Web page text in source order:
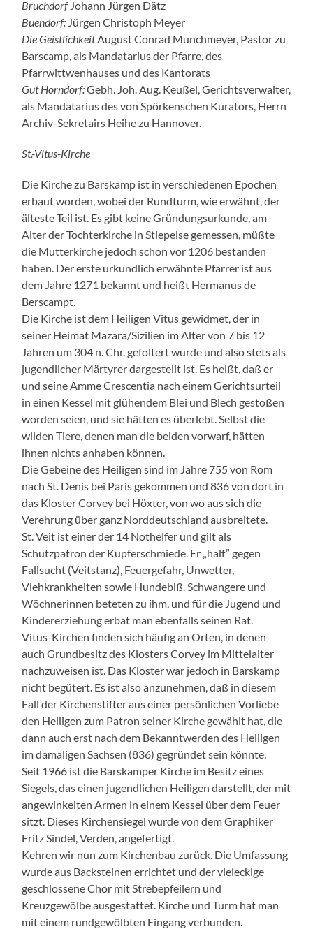
BruchdorfJohann Jürgen Dätz
Buendorf: Jürgen Christoph Meyer
Die GeistlichkeitAugust Conrad Munchmeyer, Pastor zu
Barscamp, als Mandatarius der Pfarre, des
Pfarrwittwenhauses und des Kantorats
Gut Horndorf:Gebh. Joh. Aug. Keußel, Gerichtsverwalter,
als Mandatarius des von Spörkenschen Kurators, Herrn
Archiv-Sekretairs Heihe zu Hannover.
St.-Vitus-Kirche
Die Kirche zu Barskamp ist in verschiedenen Epochen
erbaut worden, wobei der Rundturm, wie erwähnt, der
älteste Teil ist. Es gibt keine Gründungsurkunde, am
Alter der Tochterkirche in Stiepelse gemessen, müßte
die Mutterkirche jedoch schon vor 1206 bestanden
haben. Der erste urkundlich erwähnte Pfarrer ist aus
dem Jahre 1271 bekannt und heißt Hermanus de
Berscampt.
Die Kirche ist dem Heiligen Vitus gewidmet, der in
seiner Heimat Mazara/Sizilien im Alter von 7 bis 12
Jahren um 304 n. Chr. gefoltert wurde und also stets als
jugendlicher Märtyrer dargestellt ist. Es heißt, daß er
und seine Amme Crescentia nach einem Gerichtsurteil
in einen Kessel mit glühendem Blei und Blech gestoßen
worden seien, und sie hätten es überlebt. Selbst die
wilden Tiere, denen man die beiden vorwarf, hätten
ihnen nichts anhaben können.
Die Gebeine des Heiligen sind im Jahre 755 von Rom
nach St. Denis bei Paris gekommen und 836 von dort in
das Kloster Corvey bei Höxter, von wo aus sich die
Verehrung über ganz Norddeutschland ausbreitete.
St. Veit ist einer der 14 Nothelfer und gilt als
Schutzpatron der Kupferschmiede. Er „half” gegen
Fallsucht (Veitstanz), Feuergefahr, Unwetter,
Viehkrankheiten sowie Hundebiß. Schwangere und
Wöchnerinnen beteten zu ihm, und für die Jugend und
Kindererziehung erbat man ebenfalls seinen Rat.
Vitus-Kirchen finden sich häufig an Orten, in denen
auch Grundbesitz des Klosters Corvey im Mittelalter
nachzuweisen ist. Das Kloster war jedoch in Barskamp
nicht begütert. Es ist also anzunehmen, daß in diesem
Fall der Kirchenstifter aus einer persönlichen Vorliebe
den Heiligen zum Patron seiner Kirche gewählt hat, die
dann auch erst nach dem Bekanntwerden des Heiligen
im damaligen Sachsen (836) gegründet sein könnte.
Seit 1966 ist die Barskamper Kirche im Besitz eines
Siegels, das einen jugendlichen Heiligen darstellt, der mit
angewinkelten Armen in einem Kessel über dem Feuer
sitzt. Dieses Kirchensiegel wurde von dem Graphiker
Fritz Sindel, Verden, angefertigt.
Kehren wir nun zum Kirchenbau zurück. Die Umfassung
wurde aus Backsteinen errichtet und der vieleckige
geschlossene Chor mit Strebepfeilern und
Kreuzgewölbe ausgestattet. Kirche und Turm hat man
mit einem rundgewölbten Eingang verbunden.